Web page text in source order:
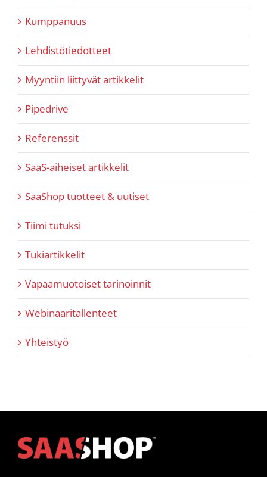
Kumppanuus
Lehdistötiedotteet
Myyntiin liittyvät artikkelit
Pipedrive
Referenssit
SaaS-aiheiset artikkelit
SaaShop tuotteet & uutiset
Tiimi tutuksi
Tukiartikkelit
Vapaamuotoiset tarinoinnit
Webinaaritallenteet
Yhteistyö